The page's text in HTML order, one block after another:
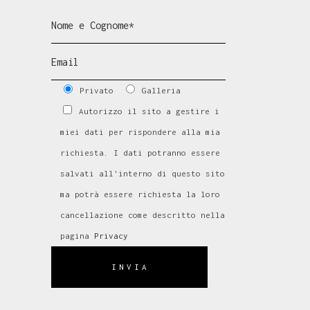
Privato Galleria
Autorizzo il sito a gestire i
miei dati per rispondere alla mia
richiesta. I dati potranno essere
salvati all'interno di questo sito
ma potrà essere richiesta la loro
cancellazione come descritto nella
pagina Privacy
INVIA